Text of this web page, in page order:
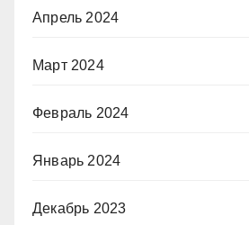
Апрель 2024
Март 2024
Февраль 2024
Январь 2024
Декабрь 2023